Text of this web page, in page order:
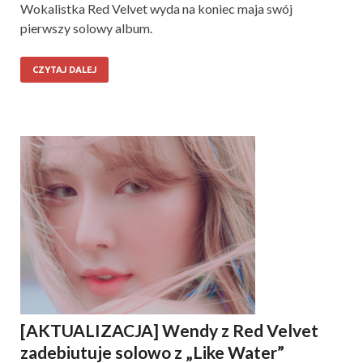
Wokalistka Red Velvet wyda na koniec maja swój
pierwszy solowy album.
CZYTAJ DALEJ
[AKTUALIZACJA] Wendy z Red Velvet
zadebiutuje solowo z „Like Water”